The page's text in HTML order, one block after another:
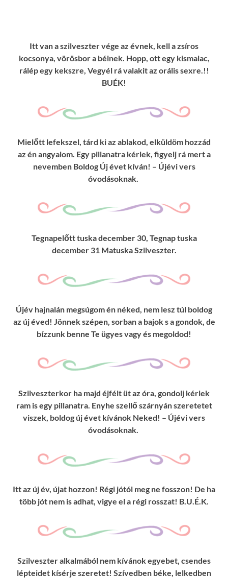
Itt van a szilveszter vége az évnek, kell a zsíros
kocsonya, vörösbor a bélnek. Hopp, ott egy kismalac,
rálép egy kekszre, Vegyél rá valakit az orális sexre.!!
BUÉK!
Mielőtt lefekszel, tárd ki az ablakod, elküldöm hozzád
az én angyalom. Egy pillanatra kérlek, figyelj rá mert a
nevemben Boldog Új évet kíván! – Újévi vers
óvodásoknak.
Tegnapelőtt tuska december 30, Tegnap tuska
december 31 Matuska Szilveszter.
Újév hajnalán megsúgom én néked, nem lesz túl boldog
az új éved! Jönnek szépen, sorban a bajok s a gondok, de
bízzunk benne Te ügyes vagy és megoldod!
Szilveszterkor ha majd éjfélt üt az óra, gondolj kérlek
ram is egy pillanatra. Enyhe szellő szárnyán szeretetet
viszek, boldog új évet kívánok Neked! – Újévi vers
óvodásoknak.
Itt az új év, újat hozzon! Régi jótól meg ne fosszon! De ha
több jót nem is adhat, vigye el a régi rosszat! B.U.É.K.
Szilveszter alkalmából nem kívánok egyebet, csendes
lépteidet kísérje szeretet! Szívedben béke, lelkedben